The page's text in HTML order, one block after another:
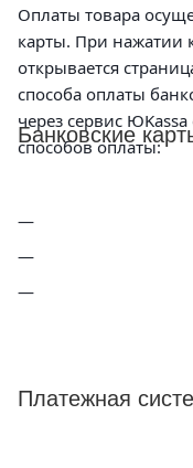
Оплаты товара
карты. При нажатии
открывается
способа оплаты
через сервис
способов оплаты:
Банковские
Платежная